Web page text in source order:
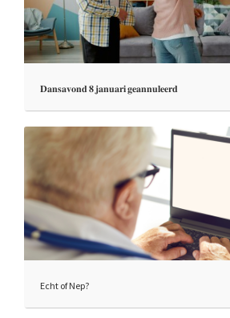
𝐃𝐚𝐧𝐬𝐚𝐯𝐨𝐧𝐝 𝟖 𝐣𝐚𝐧𝐮𝐚𝐫𝐢 𝐠𝐞𝐚𝐧𝐧𝐮𝐥𝐞𝐞𝐫𝐝
Echt of Nep?